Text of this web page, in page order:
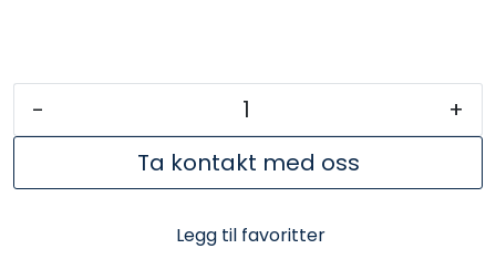
-
+
Ta kontakt med oss
Legg til favoritter